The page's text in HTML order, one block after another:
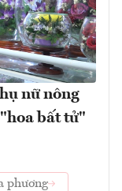
nữ nông
bất tử"
phương